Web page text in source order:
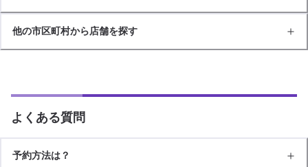
他の市区町村から店舗を探す
よくある質問
予約方法は？